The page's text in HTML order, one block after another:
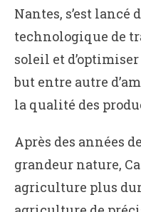
Nantes, s’est lancé
technologique de
soleil et
but entre autre
la qualité des
Après des années
grandeur nature,
agriculture plus